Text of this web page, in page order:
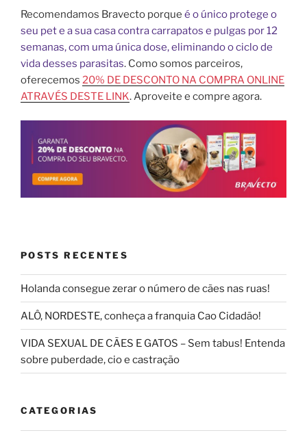
Recomendamos Bravecto porque é o único protege o
seu pet e a sua casa contra carrapatos e pulgas por 12
semanas, com uma única dose, eliminando o ciclo de
vida desses parasitas. Como somos parceiros,
oferecemos 20% DE DESCONTO NA COMPRA ONLINE
ATRAVÉS DESTE LINK. Aproveite e compre agora.
POSTS RECENTES
Holanda consegue zerar o número de cães nas ruas!
ALÔ, NORDESTE, conheça a franquia Cao Cidadão!
VIDA SEXUAL DE CÃES E GATOS – Sem tabus! Entenda
sobre puberdade, cio e castração
CATEGORIAS